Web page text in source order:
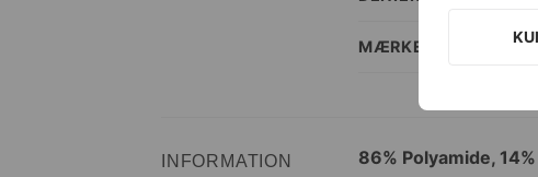
MÆRKE
INFORMATION 86% Polyamide,